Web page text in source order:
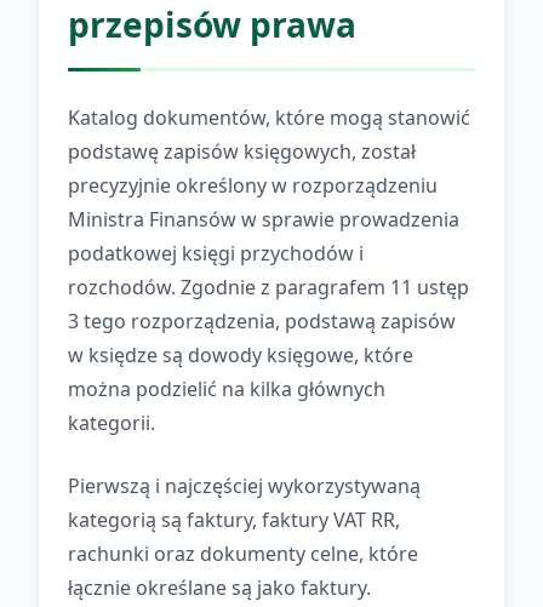
przepisów prawa
Katalog dokumentów, które mogą stanowić
podstawę zapisów księgowych, został
precyzyjnie określony w rozporządzeniu
Ministra Finansów w sprawie prowadzenia
podatkowej księgi przychodów i
rozchodów. Zgodnie z paragrafem 11 ustęp
3 tego rozporządzenia, podstawą zapisów
w księdze są dowody księgowe, które
można podzielić na kilka głównych
kategorii.
Pierwszą i najczęściej wykorzystywaną
kategorią są faktury, faktury VAT RR,
rachunki oraz dokumenty celne, które
łącznie określane są jako faktury.